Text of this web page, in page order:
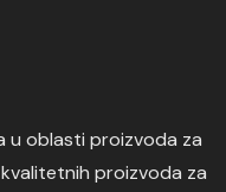
u oblasti proizvoda za
proizvoda za